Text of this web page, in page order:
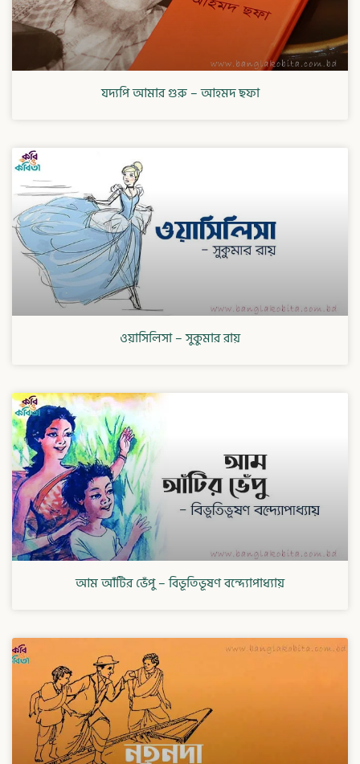
যদ্যপি আমার গুরু – আহমদ ছফা
ওয়াসিলিসা – সুকুমার রায়
আম আঁটির ভেঁপু – বিভূতিভূষণ বন্দ্যোপাধ্যায়